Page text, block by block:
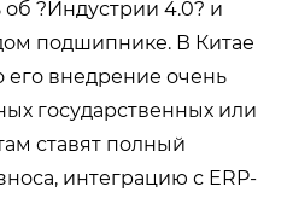
?Индустрии 4.0? и
подшипнике. В Китае
его внедрение очень
государственных или
ставят полный
интеграцию с ERP-